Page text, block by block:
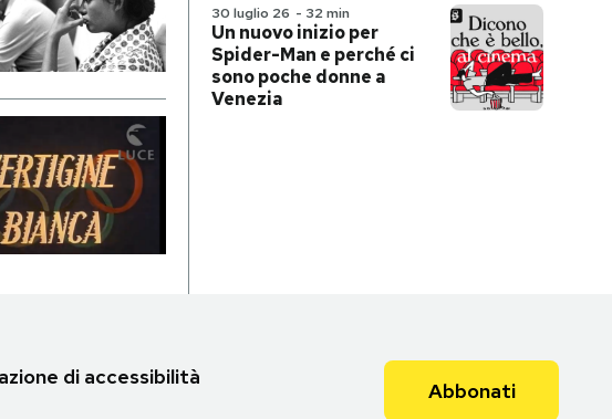
30 luglio 26 - 32 min
Un nuovo inizio per
Spider-Man e perché ci
sono poche donne a
Venezia
di accessibilità
Abbonati